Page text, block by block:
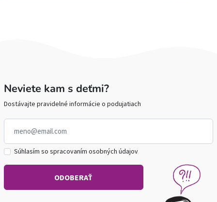
Neviete kam s deťmi?
Dostávajte pravidelné informácie o podujatiach
Súhlasím so spracovaním osobných údajov